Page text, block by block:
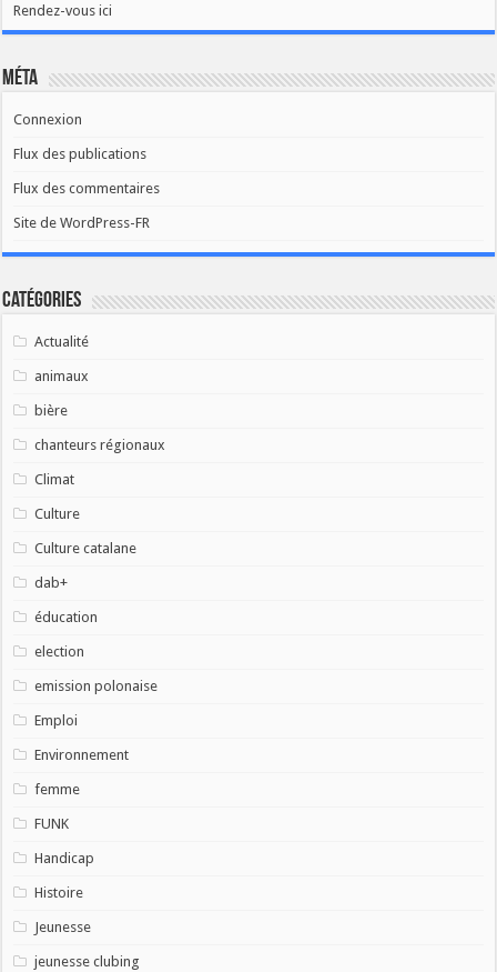
Rendez-vous ici
Méta
Connexion
Flux des publications
Flux des commentaires
Site de WordPress-FR
Catégories
Actualité
animaux
bière
chanteurs régionaux
Climat
Culture
Culture catalane
dab+
éducation
election
emission polonaise
Emploi
Environnement
femme
FUNK
Handicap
Histoire
Jeunesse
jeunesse clubing